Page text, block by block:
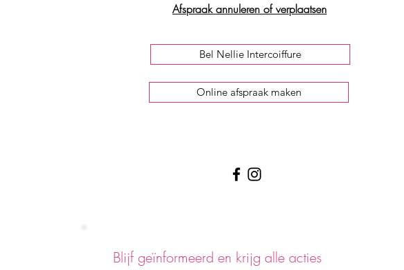
Afspraak annuleren of verplaatsen
Bel Nellie Intercoiffure
Online afspraak maken
Blijf geïnformeerd en krijg alle acties